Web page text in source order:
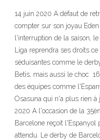
14 juin 2020 A défaut de
compter sur son joyau
l'interruption de la saison,
Liga reprendra ses droits
séduisantes comme le
Betis, mais aussi le choc
des équipes comme
Osasuna qui n'a plus rien à
2020 A l'occasion de la
Barcelone reçoit
attendu. Le derby de